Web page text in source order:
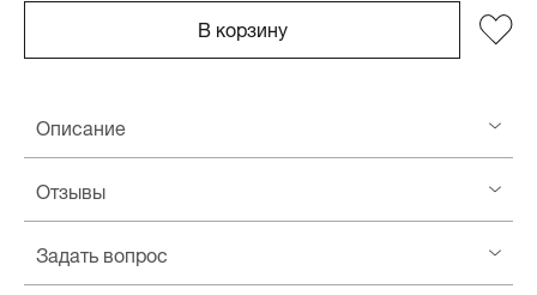
В корзину
Описание
Отзывы
Задать вопрос